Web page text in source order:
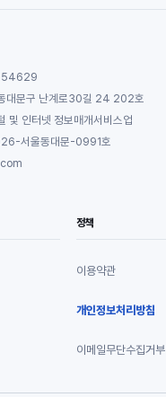
54629
대문구 난계로30길 24 202호
및 인터넷 정보매개서비스업
서울동대문-0991호
정책
이용약관
개인정보처리방침
이메일무단수집거부